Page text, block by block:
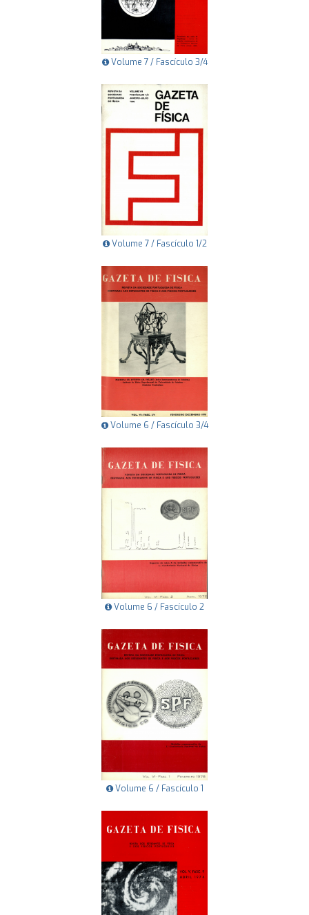
Volume 7 / Fascículo 3/4
Volume 7 / Fascículo 1/2
Volume 6 / Fascículo 3/4
Volume 6 / Fascículo 2
Volume 6 / Fascículo 1